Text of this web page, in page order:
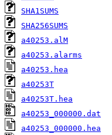
SHA1SUMS
SHA256SUMS
a40253.alM
a40253.alarms
a40253.hea
a40253T
a40253T.hea
a40253_000000.dat
a40253_000000.hea